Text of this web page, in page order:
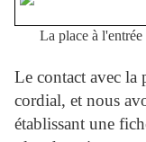
La place à l'entrée
Le contact avec la
cordial, et nous
établissant une